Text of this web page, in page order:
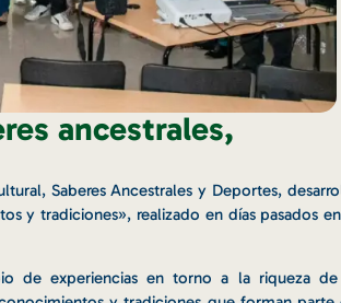
ancestrales,
Saberes Ancestrales y Deportes,
y tradiciones», realizado en días pasados
de experiencias en torno a la riqueza